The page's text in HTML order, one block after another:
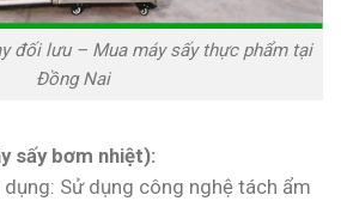
đối lưu – Mua máy sấy thực phẩm tại
Đồng Nai
sấy bơm nhiệt):
Sử dụng công nghệ tách ẩm